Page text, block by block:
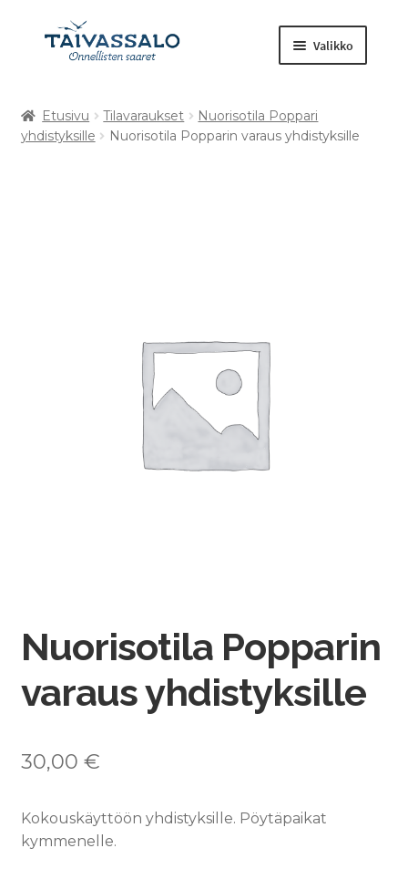
Valikko
Kuntosali
Etusivu Tilavaraukset
Nuorisotila Poppari
yhdistyksille
Nuorisotila Popparin varaus yhdistyksille
Nuorisotila Popparin
varaus yhdistyksille
30,00 €
Kokouskäyttöön yhdistyksille. Pöytäpaikat
kymmenelle.